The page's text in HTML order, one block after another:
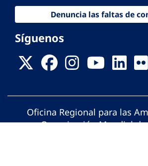
Denuncia las faltas de
Síguenos
Oficina Regional para las
Organización Mundial de